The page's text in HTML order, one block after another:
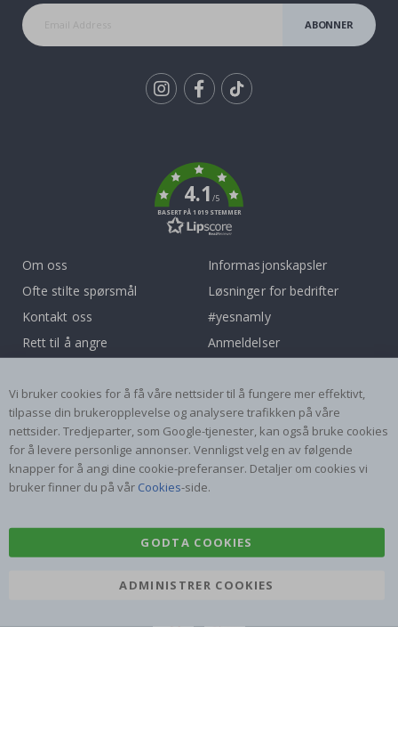
ABONNER
4.1/5
BASERT PÅ 1019 STEMMER
Om oss
Ofte stilte spørsmål
Kontakt oss
Rett til å angre
Inspirasjon
Informasjonskapsler
Løsninger for bedrifter
#yesnamly
Anmeldelser
Instruksjoner
Populære Kategorier
Navnelapper
Wallstickers
Selvklebende fliser
Plakater
Vi bruker cookies for å få våre nettsider til å fungere mer effektivt,
tilpasse din brukeropplevelse og analysere trafikken på våre
nettsider. Tredjeparter, som Google-tjenester, kan også bruke cookies
for å levere personlige annonser. Vennligst velg en av følgende
knapper for å angi dine cookie-preferanser. Detaljer om cookies vi
bruker finner du på vår Cookies-side.
GODTA COOKIES
ADMINISTRER COOKIES